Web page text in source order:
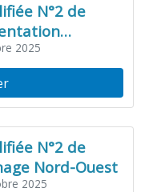
N°2 de
2025
N°2 de
Nord-Ouest
2025